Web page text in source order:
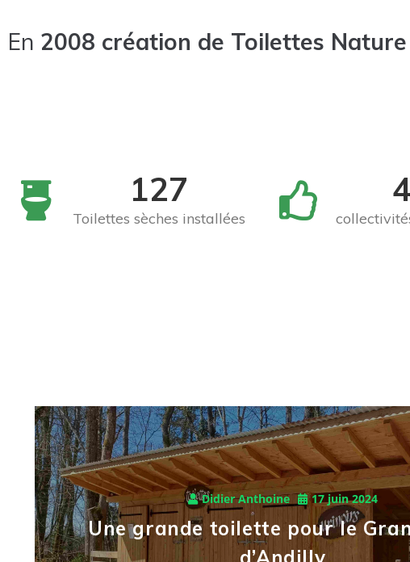
En 2008 création de Toilettes
Toilettes sèches installées
127
Didier Anthoine 17 juin 2024
Une grande toilette pour le
d’Andilly